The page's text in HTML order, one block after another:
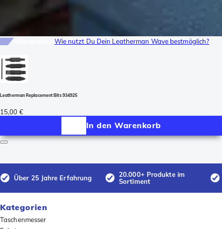
Wie nutzt Du Dein Leatherman Wave bestmöglich?
Leatherman Replacement Bits 934925
15,00 €
In den Warenkorb
Über 25 Jahre Erfahrung
20.000+ Produkte im
Sortiment
Kategorien
Taschenmesser